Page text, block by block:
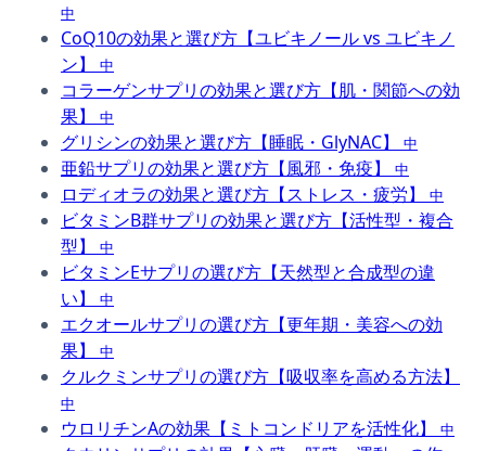
中
CoQ10の効果と選び方【ユビキノール vs ユビキノ
ン】
中
コラーゲンサプリの効果と選び方【肌・関節への効
果】
中
グリシンの効果と選び方【睡眠・GlyNAC】 中
亜鉛サプリの効果と選び方【風邪・免疫】 中
ロディオラの効果と選び方【ストレス・疲労】 中
ビタミンB群サプリの効果と選び方【活性型・複合
型】
中
ビタミンEサプリの選び方【天然型と合成型の違
い】
中
エクオールサプリの選び方【更年期・美容への効
果】
中
クルクミンサプリの選び方【吸収率を高める方法】
中
ウロリチンAの効果【ミトコンドリアを活性化】 中